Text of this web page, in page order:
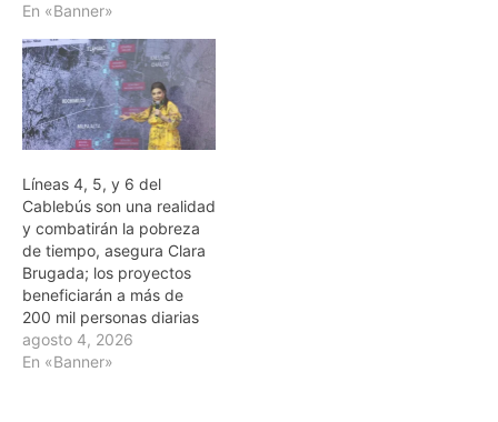
En «Banner»
Líneas 4, 5, y 6 del
Cablebús son una realidad
y combatirán la pobreza
de tiempo, asegura Clara
Brugada; los proyectos
beneficiarán a más de
200 mil personas diarias
agosto 4, 2026
En «Banner»